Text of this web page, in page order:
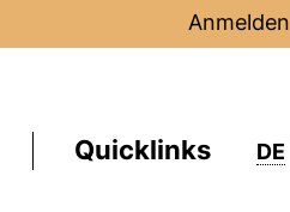
Anmelden
Quicklinks DE